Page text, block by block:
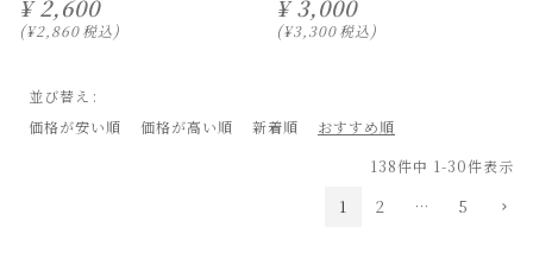
¥ 2,600
¥2,860税込
¥ 3,000
¥3,300税込
並び替え
価格が安い順
価格が高い順 新着順
おすすめ順
138件中 1-30件表示
1 2 … 5